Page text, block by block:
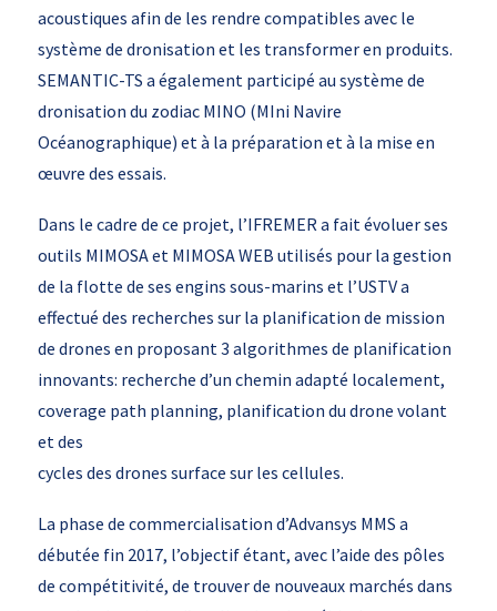
acoustiques afin de les rendre compatibles avec le
système de dronisation et les transformer en produits.
SEMANTIC-TS a également participé au système de
dronisation du zodiac MINO (MIni Navire
Océanographique) et à la préparation et à la mise en
œuvre des essais.
Dans le cadre de ce projet, l’IFREMER a fait évoluer ses
outils MIMOSA et MIMOSA WEB utilisés pour la gestion
de la flotte de ses engins sous-marins et l’USTV a
effectué des recherches sur la planification de mission
de drones en proposant 3 algorithmes de planification
innovants: recherche d’un chemin adapté localement,
coverage path planning, planification du drone volant
et des
cycles des drones surface sur les cellules.
La phase de commercialisation d’Advansys MMS a
débutée fin 2017, l’objectif étant, avec l’aide des pôles
de compétitivité, de trouver de nouveaux marchés dans